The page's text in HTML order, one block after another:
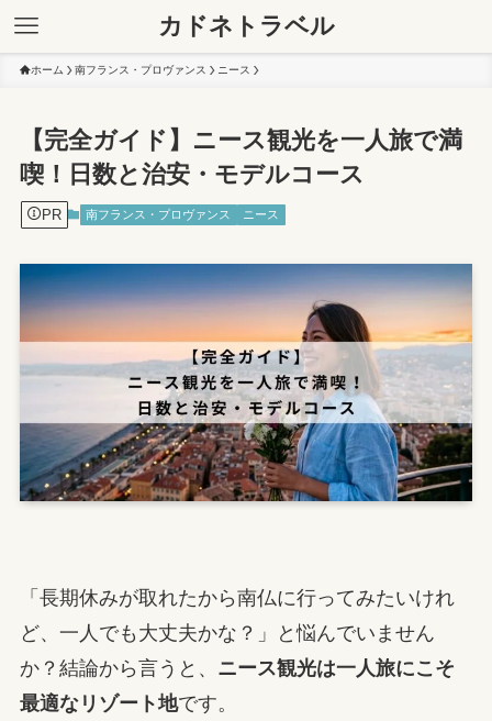
カドネトラベル
ホーム 南フランス・プロヴァンス ニース
【完全ガイド】ニース観光を一人旅で満
喫！日数と治安・モデルコース
PR 南フランス・プロヴァンス ニース
「長期休みが取れたから南仏に行ってみたいけれ
ど、一人でも大丈夫かな？」と悩んでいません
か？結論から言うと、 ニース観光は一人旅にこそ
最適なリゾート地です。